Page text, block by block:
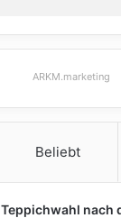
ARKM.marketing
Beliebt
Teppichwahl nach